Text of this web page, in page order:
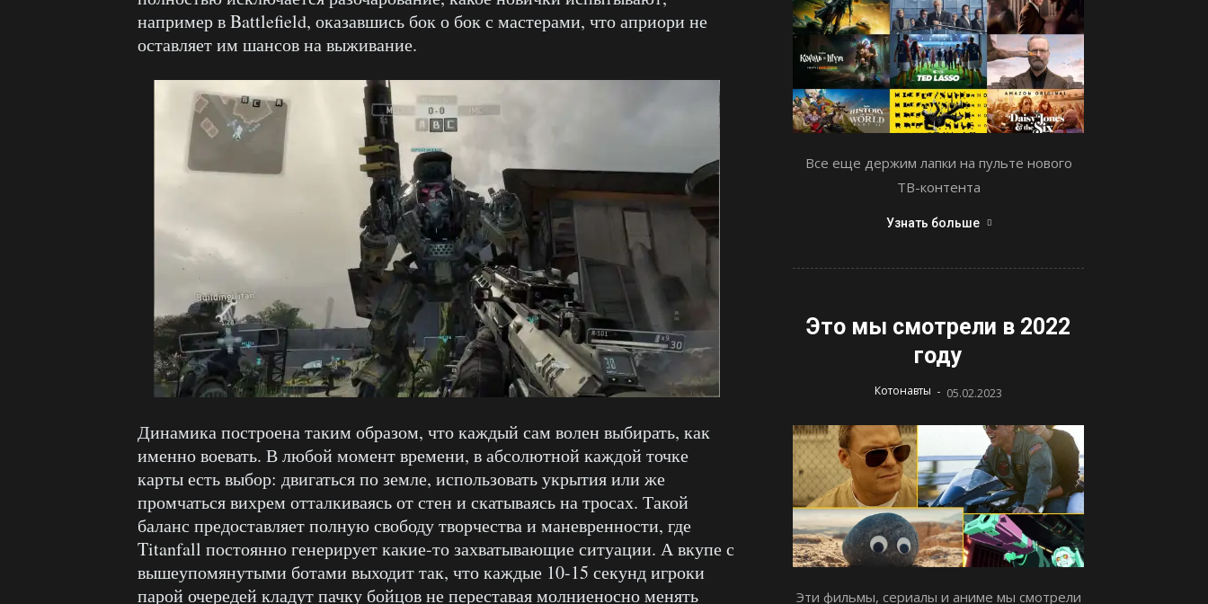
например в Battlefield, оказавшись бок о бок с мастерами, что априори не
оставляет им шансов на выживание.
Динамика построена таким образом, что каждый сам волен выбирать, как
именно воевать. В любой момент времени, в абсолютной каждой точке
карты есть выбор: двигаться по земле, использовать укрытия или же
промчаться вихрем отталкиваясь от стен и скатываясь на тросах. Такой
баланс предоставляет полную свободу творчества и маневренности, где
Titanfall постоянно генерирует какие-то захватывающие ситуации. А вкупе с
вышеупомянутыми ботами выходит так, что каждые 10-15 секунд игроки
парой очередей кладут пачку бойцов не переставая молниеносно менять
Все еще держим лапки на пульте нового
ТВ-контента
Узнать больше
Это мы смотрели в 2022
году
Котонавты - 05.02.2023
Эти фильмы, сериалы и аниме мы смотрели